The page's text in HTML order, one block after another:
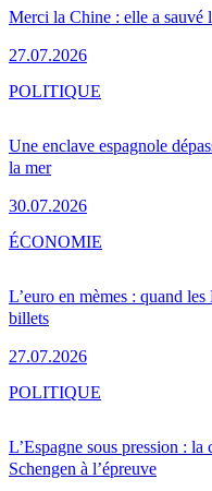
Merci la Chine : elle a sauvé
27.07.2026
Une enclave espagnole
la mer
30.07.2026
POLITIQUE
L’euro en mèmes : quand
billets
27.07.2026
ÉCONOMIE
L’Espagne sous pression :
Schengen à l’épreuve
POLITIQUE